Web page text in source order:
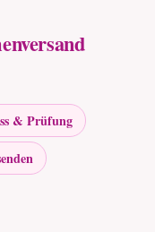
& Prüfung